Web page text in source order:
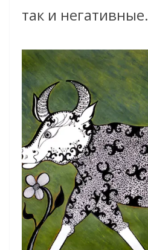
так и негативные.